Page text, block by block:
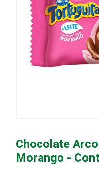
Chocolate
Morango -